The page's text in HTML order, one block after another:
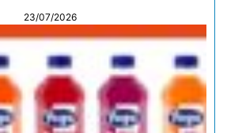
23/07/2026